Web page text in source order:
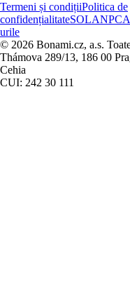
Termeni și condițiiPolitica de
confidențialitateSOLANPC
urile
© 2026 Bonami.cz, a.s.
Thámova 289/13, 186 00
Cehia
CUI: 242 30 111